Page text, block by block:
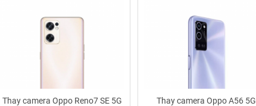
Thay camera Oppo Reno7 SE 5G Thay camera Oppo A56 5G